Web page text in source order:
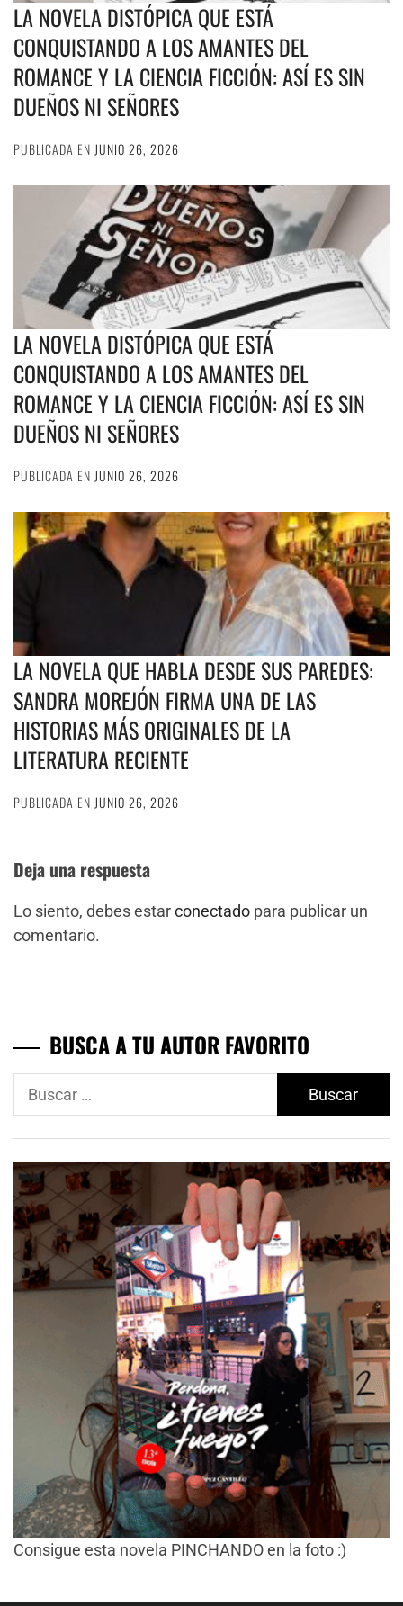
LA NOVELA DISTÓPICA QUE ESTÁ
CONQUISTANDO A LOS AMANTES DEL
ROMANCE Y LA CIENCIA FICCIÓN: ASÍ ES SIN
DUEÑOS NI SEÑORES
PUBLICADA EN JUNIO 26, 2026
LA NOVELA DISTÓPICA QUE ESTÁ
CONQUISTANDO A LOS AMANTES DEL
ROMANCE Y LA CIENCIA FICCIÓN: ASÍ ES SIN
DUEÑOS NI SEÑORES
PUBLICADA EN JUNIO 26, 2026
LA NOVELA QUE HABLA DESDE SUS PAREDES:
SANDRA MOREJÓN FIRMA UNA DE LAS
HISTORIAS MÁS ORIGINALES DE LA
LITERATURA RECIENTE
PUBLICADA EN JUNIO 26, 2026
Deja una respuesta
Lo siento, debes estarconectado para publicar un
comentario.
BUSCA A TU AUTOR FAVORITO
Buscar:
Consigue esta novela PINCHANDO en la foto :)